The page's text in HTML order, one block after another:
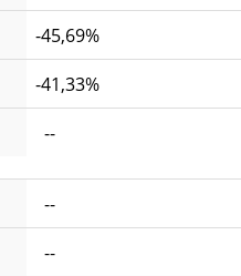
-45,69%
-41,33%
--
--
--